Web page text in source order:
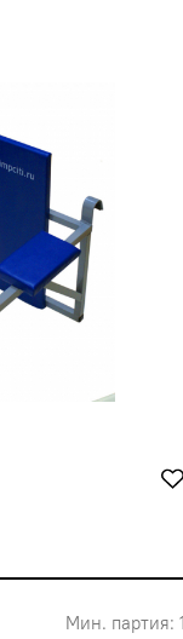
Мин. партия: 1